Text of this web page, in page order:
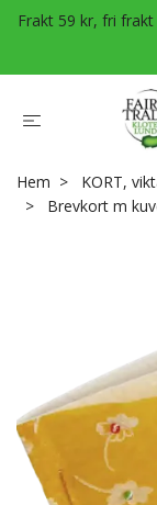
Frakt 59 kr, fri
Hem
KORT,
Brevkort m